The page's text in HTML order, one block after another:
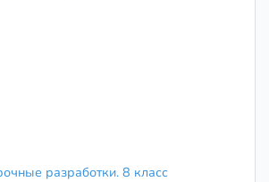
разработки. 8 класс